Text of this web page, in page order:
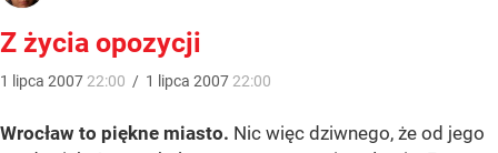
Z życia opozycji
1 lipca 2007 22:00 / 1 lipca 2007 22:00
Wrocław to piękne miasto. Nic więc dziwnego, że od jego